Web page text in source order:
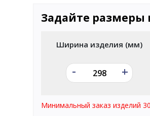
Задайте размеры
Ширина изделия (мм)
- +
Минимальный заказ изделий